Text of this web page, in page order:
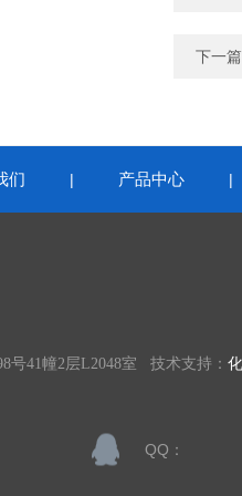
下一
们 | 产品中心
号41幢2层L2048室 技术支持：
QQ：